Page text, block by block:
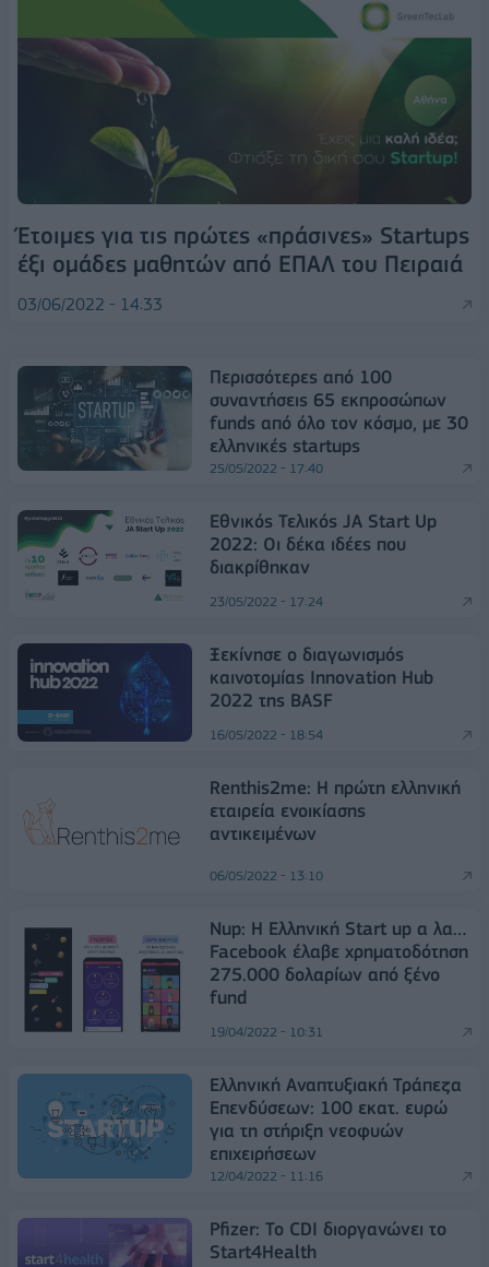
Έτοιμες για τις πρώτες «πράσινες» Startups
έξι ομάδες μαθητών από ΕΠΑΛ του Πειραιά
03/06/2022 - 14:33
Περισσότερες από 100
συναντήσεις 65 εκπροσώπων
funds από όλο τον κόσμο, με 30
ελληνικές startups
25/05/2022 - 17:40
Εθνικός Τελικός JA Start Up
2022: Οι δέκα ιδέες που
διακρίθηκαν
23/05/2022 - 17:24
Ξεκίνησε ο διαγωνισμός
καινοτομίας Innovation Hub
2022 της BASF
16/05/2022 - 18:54
Renthis2me: Η πρώτη ελληνική
εταιρεία ενοικίασης
αντικειμένων
06/05/2022 - 13:10
Νup: Η Ελληνική Start up α λα…
Facebook έλαβε χρηματοδότηση
275.000 δολαρίων από ξένο
fund
19/04/2022 - 10:31
Ελληνική Αναπτυξιακή Τράπεζα
Επενδύσεων: 100 εκατ. ευρώ
για τη στήριξη νεοφυών
επιχειρήσεων
12/04/2022 - 11:16
Pfizer: Το CDI διοργανώνει το
Start4Health